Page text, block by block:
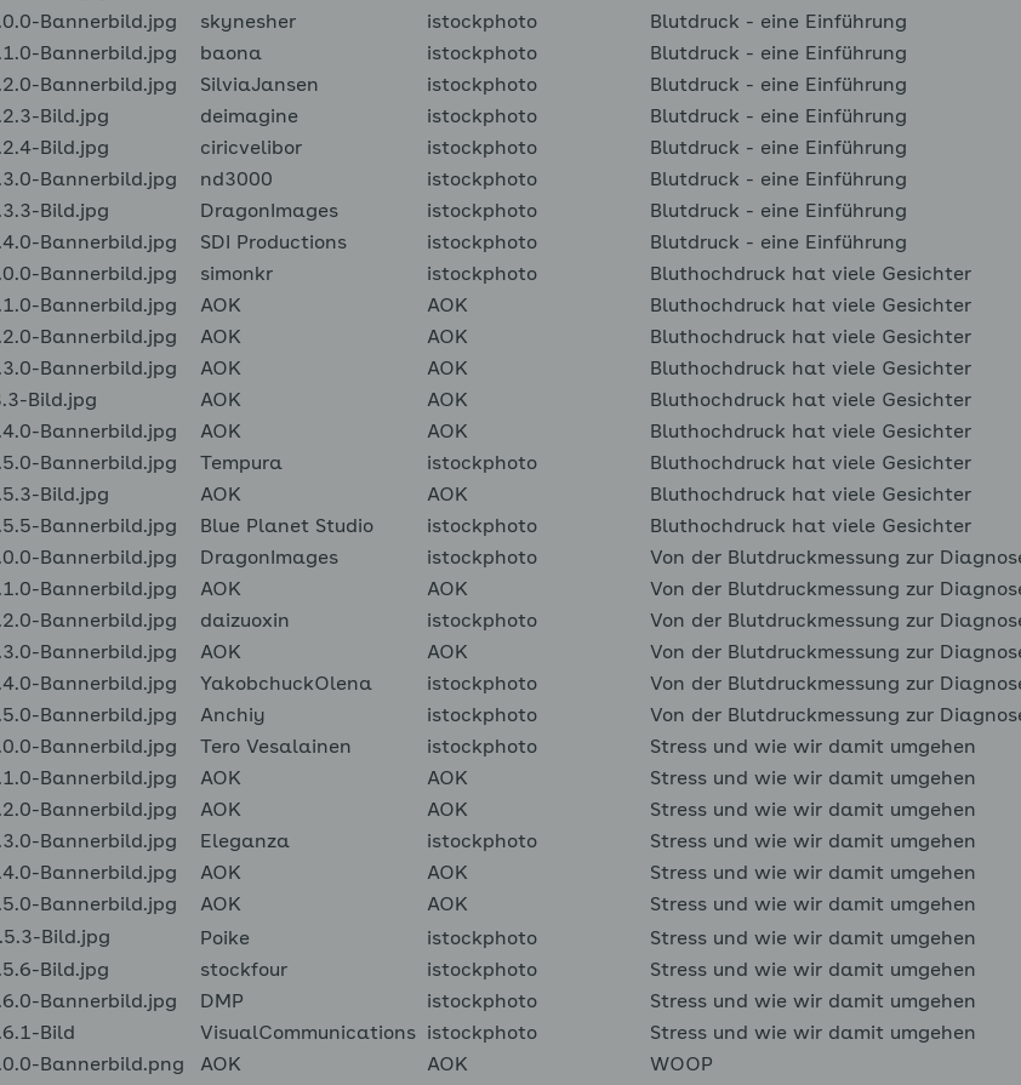
Bannerbild.jpg
skynesher istockphoto
Blutdruck - eine Einführung
Bannerbild.jpg
baona istockphoto
Blutdruck - eine Einführung
Bannerbild.jpg
SilviaJansen istockphoto
Blutdruck - eine Einführung
Bild.jpg
deimagine istockphoto
Blutdruck - eine Einführung
Bild.jpg
ciricvelibor istockphoto
Blutdruck - eine Einführung
Bannerbild.jpg
nd3000 istockphoto
Blutdruck - eine Einführung
Bild.jpg
DragonImages istockphoto
Blutdruck - eine Einführung
Bannerbild.jpg
SDI Productions istockphoto
Blutdruck - eine Einführung
Bannerbild.jpg
simonkr istockphoto
Bluthochdruck hat viele Gesichter
Bannerbild.jpg
AOK AOK
Bluthochdruck hat viele Gesichter
Bannerbild.jpg
AOK AOK
Bluthochdruck hat viele Gesichter
Bannerbild.jpg
AOK AOK
Bluthochdruck hat viele Gesichter
Bild.jpg
AOK AOK
Bluthochdruck hat viele Gesichter
Bannerbild.jpg
AOK AOK
Bluthochdruck hat viele Gesichter
Bannerbild.jpg
Tempura istockphoto
Bluthochdruck hat viele Gesichter
Bild.jpg
AOK AOK
Bluthochdruck hat viele Gesichter
Bannerbild.jpg
Blue Planet Studio istockphoto
Bluthochdruck hat viele Gesichter
Bannerbild.jpg
DragonImages istockphoto
Von der Blutdruckmessung zur
Bannerbild.jpg
AOK AOK
Von der Blutdruckmessung zur
Bannerbild.jpg
daizuoxin istockphoto
Von der Blutdruckmessung zur
Bannerbild.jpg
AOK AOK
Von der Blutdruckmessung zur
Bannerbild.jpg
YakobchuckOlena istockphoto
Von der Blutdruckmessung zur
Bannerbild.jpg
Anchiy istockphoto
Von der Blutdruckmessung zur
Bannerbild.jpg
Tero Vesalainen istockphoto
Stress und wie wir damit umgehen
Bannerbild.jpg
AOK AOK
Stress und wie wir damit umgehen
Bannerbild.jpg
AOK AOK
Stress und wie wir damit umgehen
Bannerbild.jpg
Eleganza istockphoto
Stress und wie wir damit umgehen
Bannerbild.jpg
AOK AOK
Stress und wie wir damit umgehen
Bannerbild.jpg
AOK AOK
Stress und wie wir damit umgehen
Bild.jpg
Poike istockphoto
Stress und wie wir damit umgehen
Bild.jpg
stockfour istockphoto
Stress und wie wir damit umgehen
Bannerbild.jpg
DMP istockphoto
Stress und wie wir damit umgehen
Bild
VisualCommunications istockphoto
Stress und wie wir damit umgehen
Bannerbild.png
AOK AOK
WOOP